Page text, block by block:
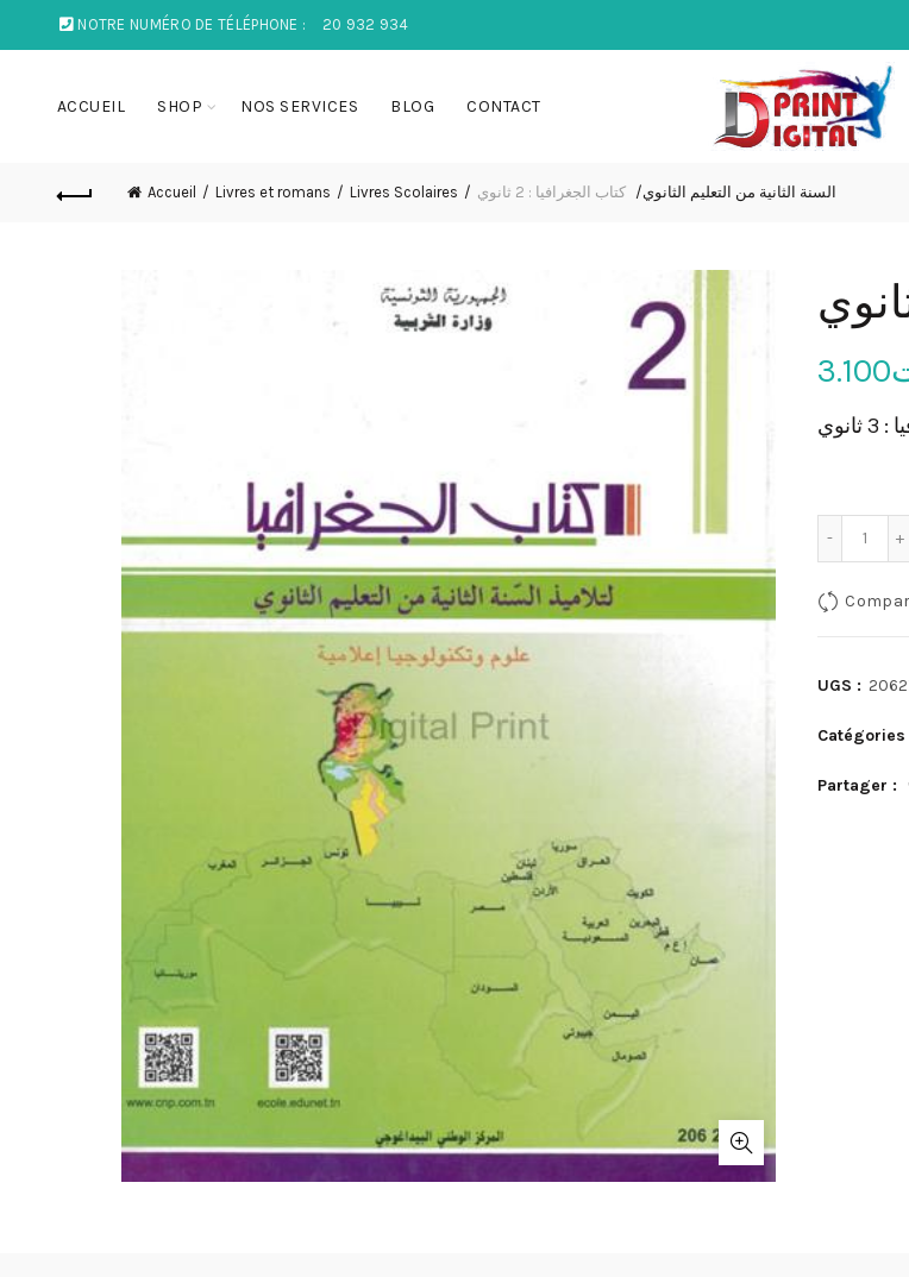
NOTRE NUMÉRO DE TÉLÉPHONE : 20 932 934
ACCUEIL SHOP NOS SERVICES BLOG CONTACT
Accueil Livres et romans Livres Scolaires السنة الثانية من التعليم الثانوي كتاب الجغرافيا : 2 ثانوي
3.100
UGS :
Catégories
Partager